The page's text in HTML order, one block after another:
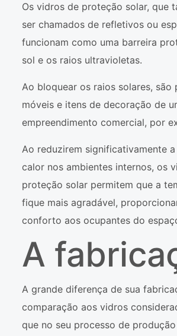
Os vidros de proteção solar, que
ser chamados de refletivos ou
funcionam como uma barreira
sol e os raios ultravioletas.
Ao bloquear os raios solares, são
móveis e itens de decoração de
empreendimento comercial, por
Ao reduzirem significativamente
calor nos ambientes internos, os
proteção solar permitem que a
fique mais agradável,
conforto aos ocupantes do
A
A grande diferença de sua
comparação aos vidros
que no seu processo de